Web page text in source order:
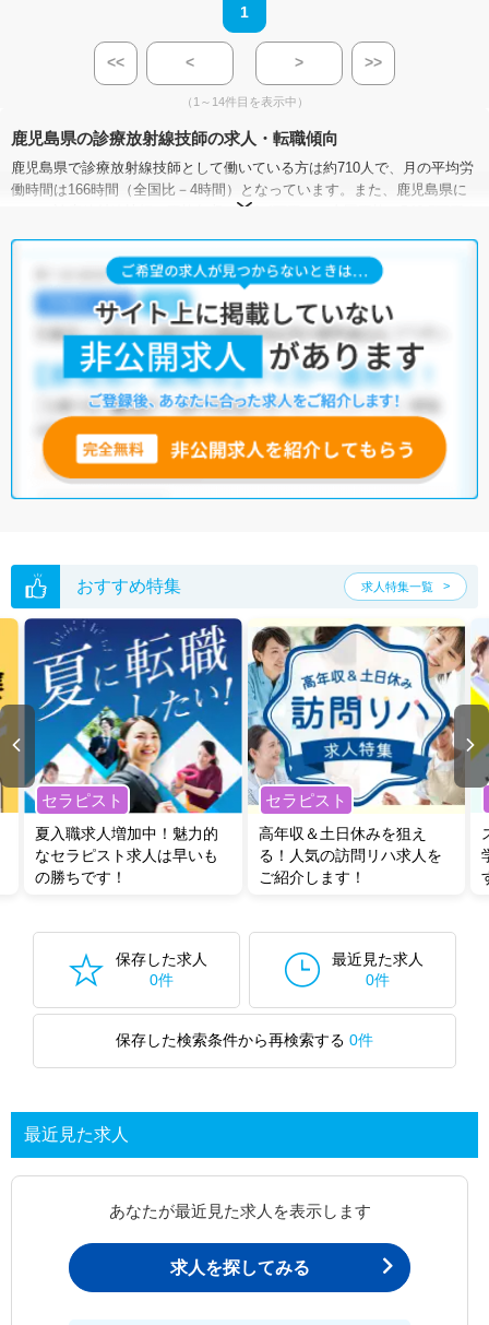
1
<< < > >>
（1～14件目を表示中）
鹿児島県の診療放射線技師の求人・転職傾向
鹿児島県で診療放射線技師として働いている方は約710人で、月の平均労
働時間は166時間（全国比－4時間）となっています。また、鹿児島県に
おける診療放射線技師の平均年収は460.4万円で、全国平均の546.7万円よ
診療放射線技師の有効求人倍率は、全国平均が1.16倍なのに対して、鹿児
島県は0.64倍。やや低い傾向にあります。
一方で、鹿児島県には病院が233施設、クリニック1,114施設あり、診療
放射線技師として働ける施設が豊富です。一つひとつの求人をしっかり
チェックして、希望に合った求人を探してみてください。
マイナビコメディカルでは、サイトに掲載されていない非公開求人や限
定求人も多数取り扱っております。もしご希望の条件に合った求人が見
つからない場合は、キャリアアドバイザーが非公開求人を含む中から厳
選してご紹介いたしますので、ぜひご活用ください。
※各種数字情報は2022年10月 マイナビ調べによる
転職支援サービス
う求人を提案させていただきます。
鹿児島県の放射線技師求人では以下のような条件が人気です。
積極採用中 ・ 残業少なめ・住宅手当・補助あり ・正社員(正職員)
病院・クリニック・訪問リハビリ(在宅医療)
他の条件でも人気の求人がございますので、「こだわり条件」から検索
いただくか、お気軽にお問い合わせください。
全国の放射線技師求人から検索いただくことも可能です。
無料転職支援サービスにお申し込みいただくと、ご希望条件をヒアリン
グした上で求人をご提案いたします。
ご希望条件がまだ定まっていない方は
人気の希望条件をピックアップし
た求人特集 をぜひご活用ください。
転職支援の他、情報収集や募集状況の確認も、お気軽にご相談くださ
おすすめ特集 求人特集一覧
セラピスト
夏入職求人増加中！魅力的
なセラピスト求人は早いも
の勝ちです！
セラピスト
高年収＆土日休みを狙え
る！人気の訪問リハ求人を
ご紹介します！
保存した求人
0件
最近見た求人
0件
保存した検索条件から再検索する 0件
最近見た求人
あなたが最近見た求人を表示します
求人を探してみる